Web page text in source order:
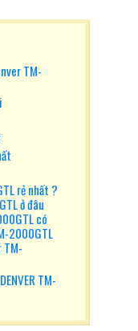
TM-
rẻ nhất ?
ở đâu
có
2000GTL
TM-
TM-